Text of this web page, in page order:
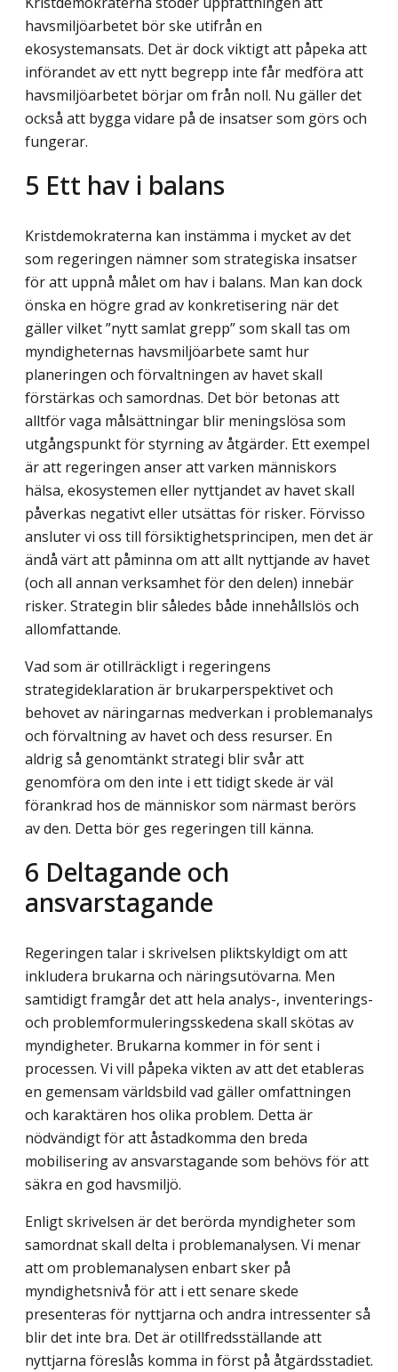
havsmiljöarbetet bör ske utifrån en
ekosystemansats. Det är dock viktigt att påpeka att
införandet av ett nytt begrepp inte får medföra att
havsmiljöarbetet börjar om från noll. Nu gäller det
också att bygga vidare på de insatser som görs och
fungerar.
5 Ett hav i balans
Kristdemokraterna kan instämma i mycket av det
som regeringen nämner som strategiska insatser
för att uppnå målet om hav i balans. Man kan dock
önska en högre grad av konkretisering när det
gäller vilket ”nytt samlat grepp” som skall tas om
myndigheternas havsmiljöarbete samt hur
planeringen och förvaltningen av havet skall
förstärkas och samordnas. Det bör betonas att
alltför vaga målsättningar blir meningslösa som
utgångspunkt för styrning av åtgärder. Ett exempel
är att regeringen anser att varken människors
hälsa, ekosy­stemen eller nyttjandet av havet skall
påverkas negativt eller utsättas för risker. Förvisso
ansluter vi oss till försiktighetsprincipen, men det är
ändå värt att påminna om att allt nyttjande av havet
(och all annan verksamhet för den delen) innebär
risker. Strategin blir således både innehållslös och
allomfattande.
Vad som är otillräckligt i regeringens
strategideklaration är brukarperspektivet och
behovet av näringarnas medverkan i problemanalys
och förvaltning av havet och dess resurser. En
aldrig så genomtänkt strategi blir svår att
genomföra om den inte i ett tidigt skede är väl
förankrad hos de människor som närmast berörs
av den. Detta bör ges regeringen till känna.
6 Deltagande och
ansvarstagande
Regeringen talar i skrivelsen pliktskyldigt om att
inkludera brukarna och näringsutövarna. Men
samtidigt framgår det att hela analys-, inventerings-
och problemformuleringsskedena skall skötas av
myndigheter. Brukarna kommer in för sent i
processen. Vi vill påpeka vikten av att det etableras
en gemensam världsbild vad gäller omfattningen
och karaktären hos olika problem. Detta är
nödvändigt för att åstadkomma den breda
mobilisering av ansvarstagande som behövs för att
säkra en god havsmiljö.
Enligt skrivelsen är det berörda myndigheter som
samordnat skall delta i problemanalysen. Vi menar
att om problemanalysen enbart sker på
myndighetsnivå för att i ett senare skede
presenteras för nyttjarna och andra intressenter så
blir det inte bra. Det är otillfredsställande att
nyttjarna föreslås komma in först på åtgärdsstadiet.